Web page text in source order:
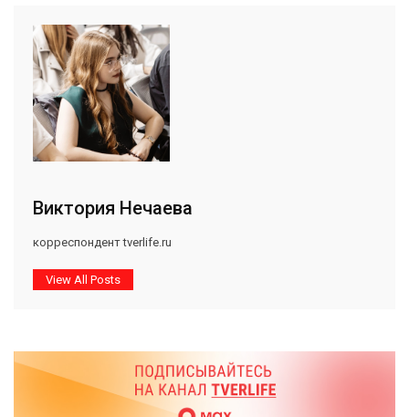
Виктория Нечаева
корреспондент tverlife.ru
View All Posts